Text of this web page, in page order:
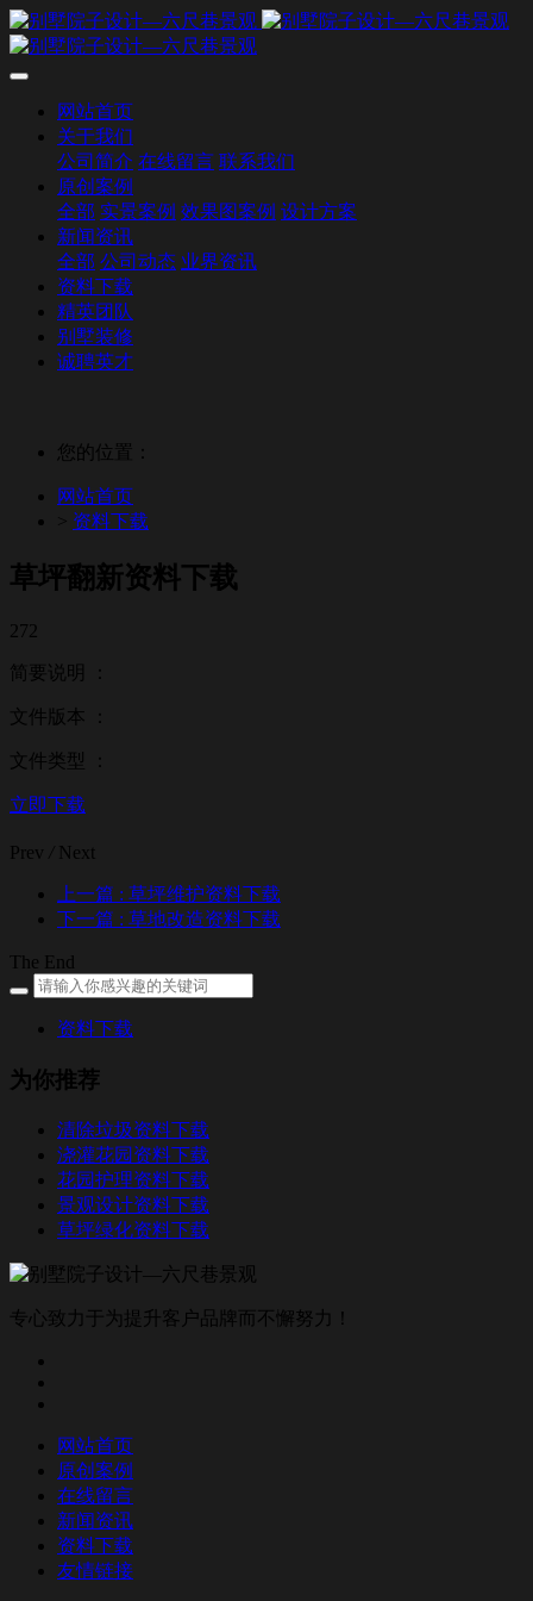
网站首页
关于我们
公司简介 在线留言 联系我们
原创案例
全部 实景案例 效果图案例 设计方案
新闻资讯
全部 公司动态 业界资讯
资料下载
精英团队
别墅装修
诚聘英才
您的位置：
网站首页
> 资料下载
草坪翻新资料下载
272
简要说明 ：
文件版本 ：
文件类型 ：
立即下载
Prev Next
上一篇 : 草坪维护资料下载
下一篇 : 草地改造资料下载
The End
资料下载
为你推荐
清除垃圾资料下载
浇灌花园资料下载
花园护理资料下载
景观设计资料下载
草坪绿化资料下载
专心致力于为提升客户品牌而不懈努力！
网站首页
原创案例
在线留言
新闻资讯
资料下载
友情链接